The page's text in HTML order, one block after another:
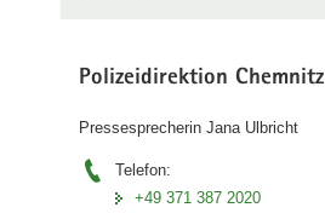
Polizeidirektion Chemnitz
Pressesprecherin Jana Ulbricht
Telefon:
+49 371 387 2020